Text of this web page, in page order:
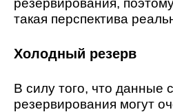
резервирования,
такая перспектива
Холодный резерв
В силу того, что данные
резервирования могут